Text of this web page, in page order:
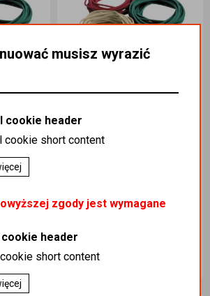
zł
Podatek:
23%
Indeks handlowy:
Koszt dostawy
musisz wyrazić
cookie header
cookie short content
zgody jest wymagane
header
short content